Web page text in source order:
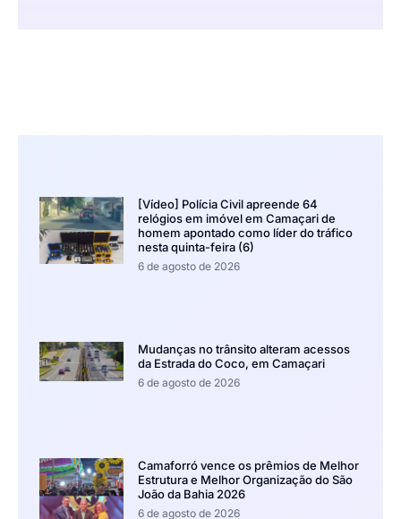
[Vídeo] Polícia Civil apreende 64
relógios em imóvel em Camaçari de
homem apontado como líder do tráfico
nesta quinta-feira (6)
6 de agosto de 2026
Mudanças no trânsito alteram acessos
da Estrada do Coco, em Camaçari
6 de agosto de 2026
Camaforró vence os prêmios de Melhor
Estrutura e Melhor Organização do São
João da Bahia 2026
6 de agosto de 2026